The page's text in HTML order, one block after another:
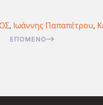
, Ιωάννης Παπαπέτρου,
ΕΠΌΜΕΝΟ